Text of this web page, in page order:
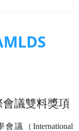
議雙料獎項
會議（International